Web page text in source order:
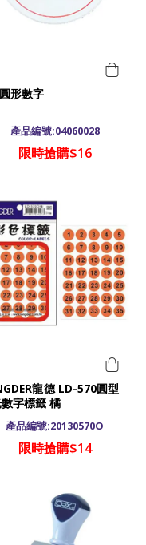
形數字
產品編號:04060028
限時搶購$16
龍德 LD-570圓型
字標籤 橘
產品編號:20130570O
限時搶購$14